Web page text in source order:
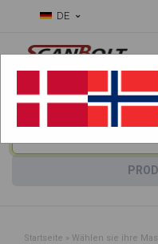
DE
Benötigen Sie Hilfe bei
Startseite » Wählen sie ihre